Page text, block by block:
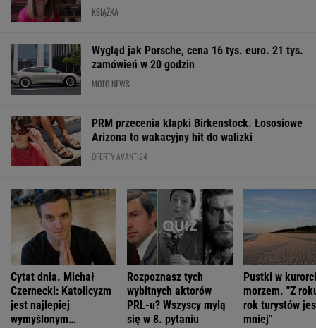
KSIĄŻKA
Wygląd jak Porsche, cena 16 tys. euro. 21 tys.
zamówień w 20 godzin
MOTO NEWS
PRM przecenia klapki Birkenstock. Łososiowe
Arizona to wakacyjny hit do walizki
OFERTY AVANTI24
Cytat dnia. Michał
Czernecki: Katolicyzm
jest najlepiej
wymyślonym
Rozpoznasz tych
wybitnych aktorów
PRL-u? Wszyscy mylą
się w 8. pytaniu
Pustki w
morzem. "Z
rok turystów
mniej"